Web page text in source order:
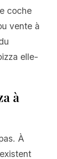
coche
vente à
elle-
à
À